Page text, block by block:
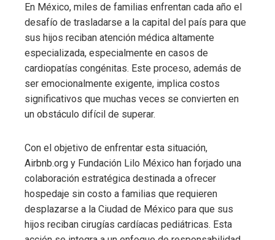
En México, miles de familias enfrentan cada año el
desafío de trasladarse a la capital del país para que
sus hijos reciban atención médica altamente
especializada, especialmente en casos de
cardiopatías congénitas. Este proceso, además de
ser emocionalmente exigente, implica costos
significativos que muchas veces se convierten en
un obstáculo difícil de superar.
Con el objetivo de enfrentar esta situación,
Airbnb.org y Fundación Lilo México han forjado una
colaboración estratégica destinada a ofrecer
hospedaje sin costo a familias que requieren
desplazarse a la Ciudad de México para que sus
hijos reciban cirugías cardíacas pediátricas. Esta